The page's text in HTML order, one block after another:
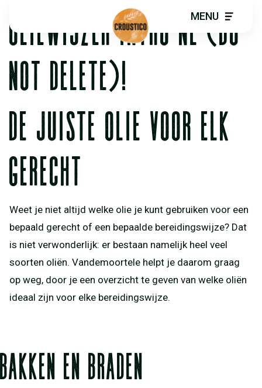
MENU
OLIEWIJZER INTRO NL (DO
NOT DELETE)!
DE JUISTE OLIE VOOR ELK
GERECHT
Weet je niet altijd welke olie je kunt gebruiken voor een
bepaald gerecht of een bepaalde bereidingswijze? Dat
is niet verwonderlijk: er bestaan namelijk heel veel
soorten oliën. Vandemoortele helpt je daarom graag
op weg, door je een overzicht te geven van welke oliën
ideaal zijn voor elke bereidingswijze.
BAKKEN EN BRADEN